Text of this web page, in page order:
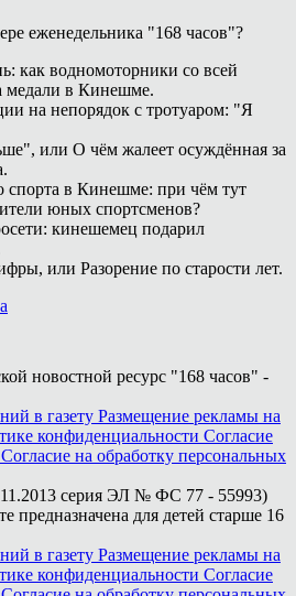
еженедельника "168 часов"?
как водномоторники со всей
медали в Кинешме.
на непорядок с тротуаром: "Я
или О чём жалеет осуждённая за
спорта в Кинешме: при чём тут
юных спортсменов?
кинешемец подарил
или Разорение по старости лет.
новостной ресурс "168 часов" -
в газету Размещение рекламы на
конфиденциальности Согласие
Согласие на обработку персональных
серия ЭЛ № ФС 77 - 55993)
предназначена для детей старше 16
в газету Размещение рекламы на
конфиденциальности Согласие